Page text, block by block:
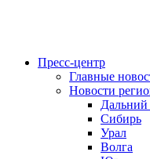
Пресс-центр
Главные
Новости
Дальний
Сибирь
Урал
Волга